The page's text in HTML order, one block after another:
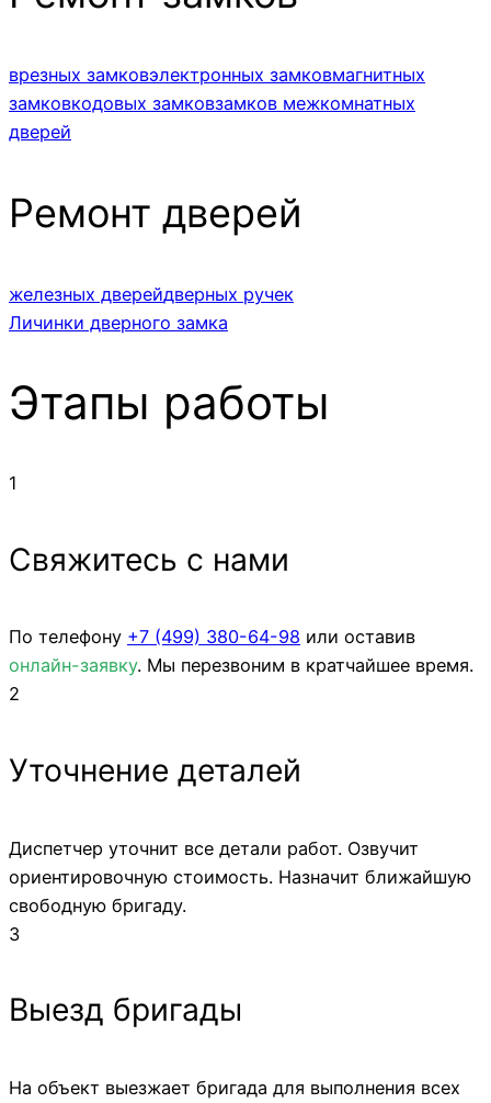
врезных замковэлектронных замковмагнитных
замковкодовых замковзамков межкомнатных
дверей
Ремонт дверей
железных дверейдверных ручек
Личинки дверного замка
Этапы работы
1
Свяжитесь с нами
По телефону +7 (499) 380-64-98 или оставив
онлайн-заявку. Мы перезвоним в кратчайшее время.
2
Уточнение деталей
Диспетчер уточнит все детали работ. Озвучит
ориентировочную стоимость. Назначит ближайшую
свободную бригаду.
3
Выезд бригады
На объект выезжает бригада для выполнения всех